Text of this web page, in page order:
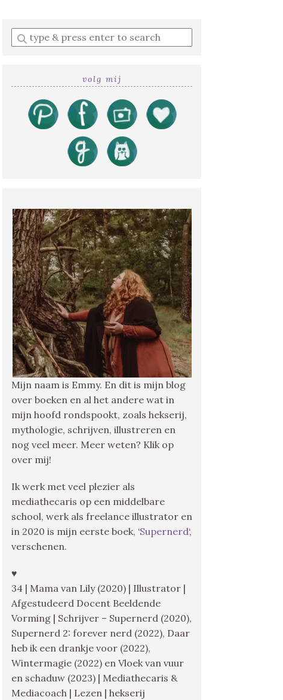
Enter
a
volg mij
Mijn naam is Emmy. En dit is mijn blog
over boeken en al het andere wat in
mijn hoofd rondspookt, zoals hekserij,
mythologie, schrijven, illustreren en
nog veel meer. Meer weten? Klik op
over mij!
Ik werk met veel plezier als
mediathecaris op een middelbare
school, werk als freelance illustrator en
in 2020 is mijn eerste boek, ‘Supernerd‘,
verschenen.
♥
34 | Mama van Lily (2020) | Illustrator |
Afgestudeerd Docent Beeldende
Vorming | Schrijver – Supernerd (2020),
Supernerd 2: forever nerd (2022), Daar
heb ik een drankje voor (2022),
Wintermagie (2022) en Vloek van vuur
en schaduw (2023) | Mediathecaris &
Mediacoach | Lezen | hekserij